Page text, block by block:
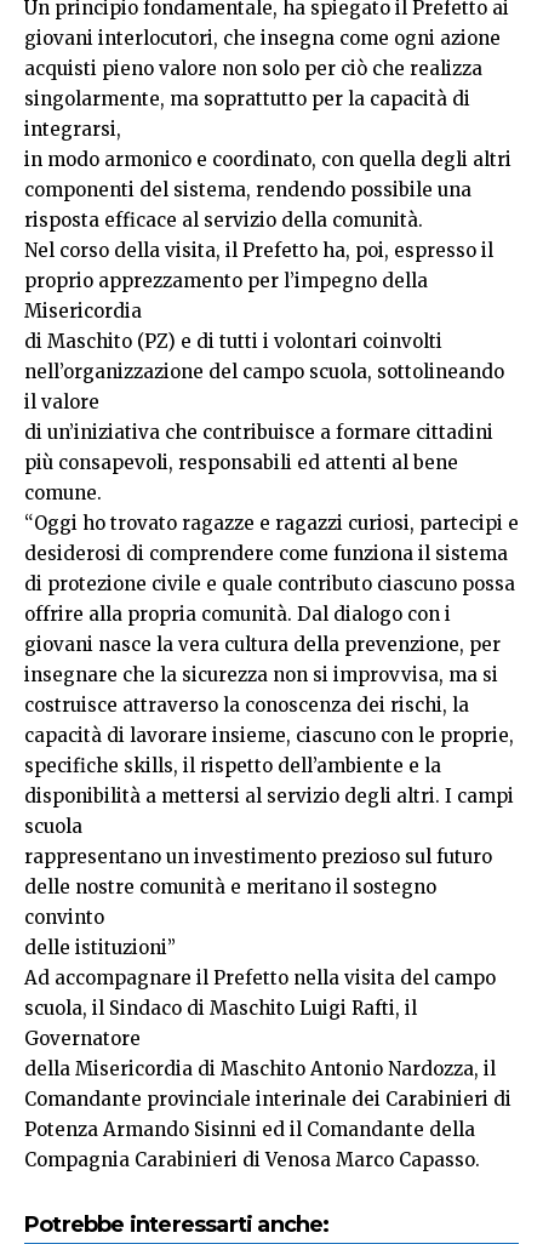
Un principio fondamentale, ha spiegato il Prefetto ai
giovani interlocutori, che insegna come ogni azione
acquisti pieno valore non solo per ciò che realizza
singolarmente, ma soprattutto per la capacità di
integrarsi,
in modo armonico e coordinato, con quella degli altri
componenti del sistema, rendendo possibile una
risposta efficace al servizio della comunità.
Nel corso della visita, il Prefetto ha, poi, espresso il
proprio apprezzamento per l’impegno della
Misericordia
di Maschito (PZ) e di tutti i volontari coinvolti
nell’organizzazione del campo scuola, sottolineando
il valore
di un’iniziativa che contribuisce a formare cittadini
più consapevoli, responsabili ed attenti al bene
comune.
“Oggi ho trovato ragazze e ragazzi curiosi, partecipi e
desiderosi di comprendere come funziona il sistema
di protezione civile e quale contributo ciascuno possa
offrire alla propria comunità. Dal dialogo con i
giovani nasce la vera cultura della prevenzione, per
insegnare che la sicurezza non si improvvisa, ma si
costruisce attraverso la conoscenza dei rischi, la
capacità di lavorare insieme, ciascuno con le proprie,
specifiche skills, il rispetto dell’ambiente e la
disponibilità a mettersi al servizio degli altri. I campi
scuola
rappresentano un investimento prezioso sul futuro
delle nostre comunità e meritano il sostegno
convinto
delle istituzioni”
Ad accompagnare il Prefetto nella visita del campo
scuola, il Sindaco di Maschito Luigi Rafti, il
Governatore
della Misericordia di Maschito Antonio Nardozza, il
Comandante provinciale interinale dei Carabinieri di
Potenza Armando Sisinni ed il Comandante della
Compagnia Carabinieri di Venosa Marco Capasso.
Potrebbe interessarti anche: